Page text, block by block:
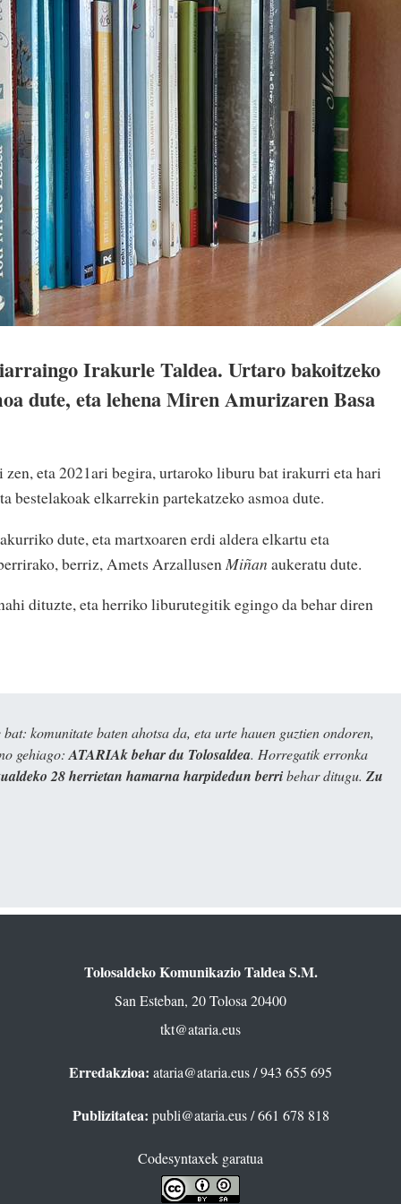
Irakurle Taldea. Urtaro bakoitzeko
dute, eta lehena Miren Amurizaren Basa
eta 2021ari begira, urtaroko liburu bat irakurri eta hari
bestelakoak elkarrekin partekatzeko asmoa dute.
dute, eta martxoaren erdi aldera elkartu eta
berriz, Amets Arzallusen Miñan aukeratu dute.
dituzte, eta herriko liburutegitik egingo da behar diren
komunitate baten ahotsa da, eta urte hauen guztien ondoren,
gehiago: ATARIAk behar du Tolosaldea. Horregatik erronka
28 herrietan hamarna harpidedun berribehar ditugu. Zu
Tolosaldeko Komunikazio Taldea S.M.
San Esteban, 20 Tolosa 20400
tkt@ataria.eus
Erredakzioa: ataria@ataria.eus/ 943 655 695
Publizitatea: publi@ataria.eus/ 661 678 818
Codesyntaxek garatua